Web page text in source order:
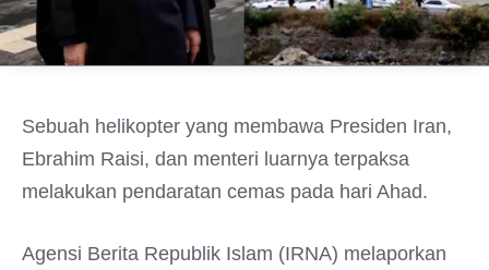
Sebuah helikopter yang membawa Presiden Iran,
Ebrahim Raisi, dan menteri luarnya terpaksa
melakukan pendaratan cemas pada hari Ahad.
Agensi Berita Republik Islam (IRNA) melaporkan